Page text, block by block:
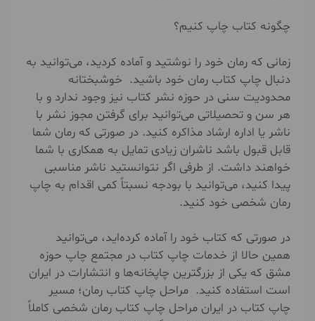
چگونه کتاب چاپ کنیم؟
زمانی که رمان خود را نوشتید و آماده کردید، می‌توانید به
دنبال چاپ کتاب رمان خود باشید. خوشبختانه
محدودیت سنی در حوزه نشر کتاب نیز وجود ندارد و با
هر سن و تحصیلاتی می‌توانید برای گرفتن مجوز نشر با
ناشر یا اداره ارشاد مذاکره کنید. در صورتی که رمان شما
قابل قبول باشد ناشران زیادی تمایل به همکاری با شما
خواهند داشت. از طرفی اگر نتوانستید ناشر مناسبی
پیدا کنید، می‌توانید با بودجه نسبتاً کمی اقدام به چاپ
رمان شخصی خود کنید.
در صورتی که کتاب خود را آماده کرده‌اید، می‌توانید
همین حالا از خدمات چاپ کتاب در مجتمع چاپ حوزه
مشق که یکی از بزرگترین چاپخانه‌ها و انتشارات در ایران
است استفاده کنید. مراحل چاپ کتاب رمان؛ مسیر
چاپ کتاب در ایران مراحل چاپ کتاب رمان شخصی کاملاً